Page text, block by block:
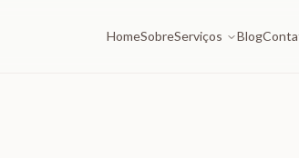
HomeSobreServiços Blog